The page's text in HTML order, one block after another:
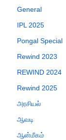
General
IPL 2025
Pongal Special
Rewind 2023
REWIND 2024
Rewind 2025
அரசியல்
ஆவடி
ஆன்மீகம்